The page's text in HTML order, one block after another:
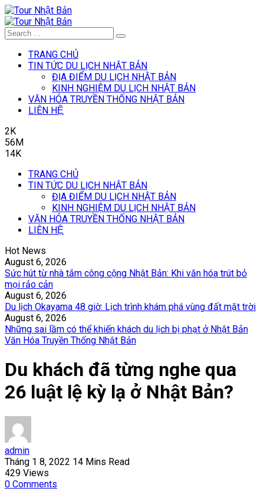
TRANG CHỦ
TIN TỨC DU LỊCH NHẬT BẢN
ĐỊA ĐIỂM DU LỊCH NHẬT BẢN
KINH NGHIỆM DU LỊCH NHẬT BẢN
VĂN HÓA TRUYỀN THỐNG NHẬT BẢN
LIÊN HỆ
2K
56M
14K
TRANG CHỦ
TIN TỨC DU LỊCH NHẬT BẢN
ĐỊA ĐIỂM DU LỊCH NHẬT BẢN
KINH NGHIỆM DU LỊCH NHẬT BẢN
VĂN HÓA TRUYỀN THỐNG NHẬT BẢN
LIÊN HỆ
Hot News
August 6, 2026
Sức hút từ nhà tắm công cộng Nhật Bản: Khi văn hóa trút bỏ
mọi rảo cản
August 6, 2026
Du lịch Okayama 48 giờ: Lịch trình khám phá vùng đất mặt trời
August 6, 2026
Những sai lầm có thể khiến khách du lịch bị phạt ở Nhật Bản
Văn Hóa Truyền Thống Nhật Bản
Du khách đã từng nghe qua
26 luật lệ kỳ lạ ở Nhật Bản?
admin
Tháng 1 8, 2022 14 Mins Read
429 Views
0 Comments